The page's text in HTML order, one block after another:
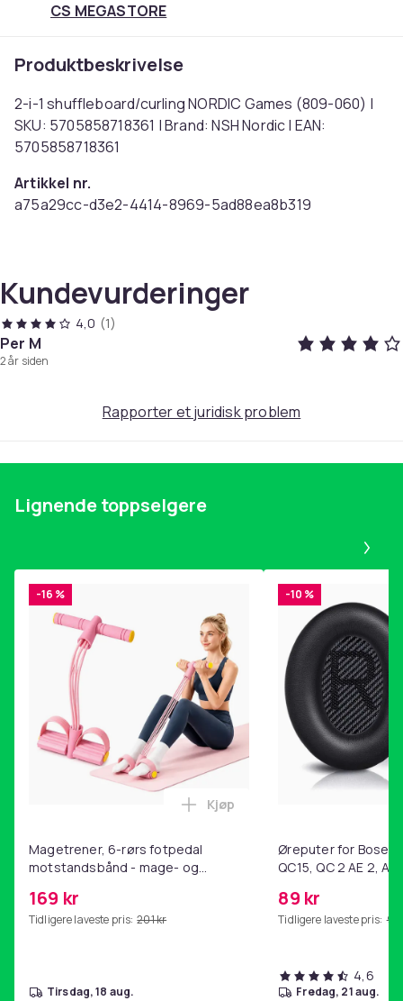
CS MEGASTORE
Produktbeskrivelse
2-i-1 shuffleboard/curling NORDIC Games (809-060) |
SKU: 5705858718361 | Brand: NSH Nordic | EAN:
5705858718361
Artikkel nr.
a75a29cc-d3e2-4414-8969-5ad88ea8b319
Kundevurderinger
4,0 (1)
Per M
2 år siden
Rapporter et juridisk problem
Lignende toppselgere
-16 %
Magetrener, 6-rørs fotpedal
motstandsbånd - mage- og
hjemmegymnastikk Pink
169 kr
Tidligere laveste pris: 201 kr
Legg Magetrener, 6-rørs
Kjøp
tirsdag, 18 aug.
-10 %
Øreputer for Bose
QC15, QC 2 AE 2, AE
89 kr
Tidligere laveste pris: 99
4,6
fredag, 21 aug.